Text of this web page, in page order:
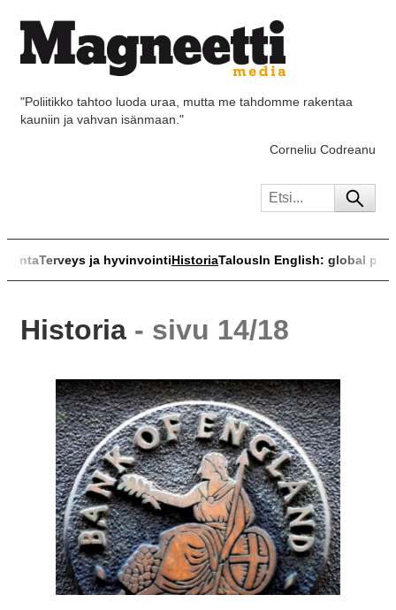
"Poliitikko tahtoo luoda uraa, mutta me tahdomme rakentaa
kauniin ja vahvan isänmaan."
Corneliu Codreanu
Terveys ja hyvinvointiHistoriaTalousIn English: global
Historia - sivu 14/18